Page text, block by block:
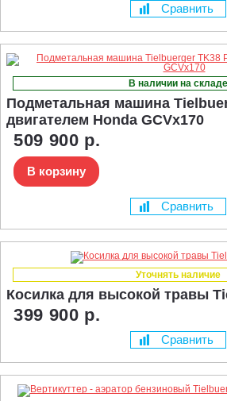
Сравнить
В наличии на складе
Подметальная машина
двигателем Honda GCVx170
509 900 р.
В корзину
Сравнить
Уточнять наличие
Косилка для высокой травы
399 900 р.
Сравнить